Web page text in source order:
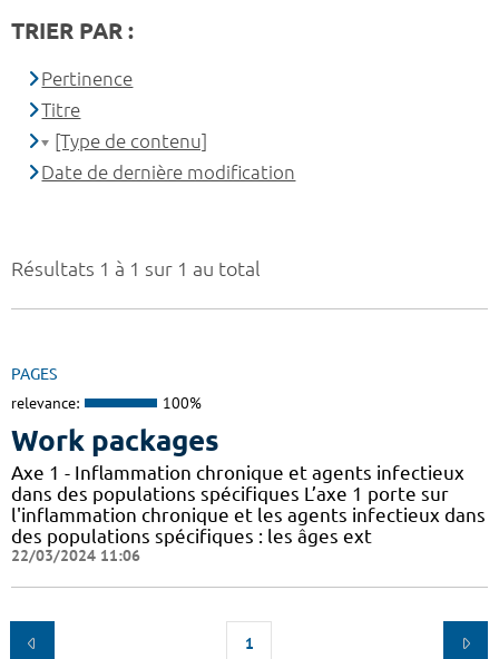
Résultats 1 à 1 sur 1 au total
PAGES
relevance: 100%
Work packages
Axe 1 - Inflammation chronique et agents infectieux
dans des populations spécifiques L’axe 1 porte sur
l'inflammation chronique et les agents infectieux dans
des populations spécifiques : les âges ext
22/03/2024 11:06
1
TRIER PAR :
Pertinence
Titre
[Type de contenu]
Date de dernière modification